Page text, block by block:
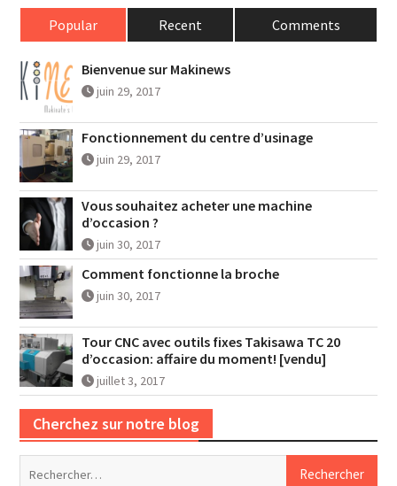
Popular Recent Comments
Bienvenue sur Makinews
juin 29, 2017
Fonctionnement du centre d’usinage
juin 29, 2017
Vous souhaitez acheter une machine
d’occasion ?
juin 30, 2017
Comment fonctionne la broche
juin 30, 2017
Tour CNC avec outils fixes Takisawa TC 20
d’occasion: affaire du moment! [vendu]
juillet 3, 2017
Cherchez sur notre blog